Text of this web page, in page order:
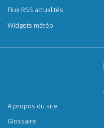
Flux RSS actualités
Widgets météo
A propos du site
Glossaire